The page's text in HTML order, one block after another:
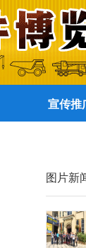
宣传推
图片新